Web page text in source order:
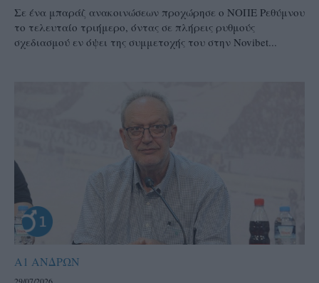
Σε ένα μπαράζ ανακοινώσεων προχώρησε ο ΝΟΠΕ Ρεθύμνου
το τελευταίο τριήμερο, όντας σε πλήρεις ρυθμούς
σχεδιασμού εν όψει της συμμετοχής του στην Novibet...
Α1 ΑΝΔΡΩΝ
29/07/2026